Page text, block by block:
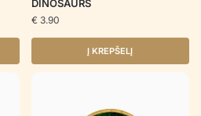
DINOSAURS
€ 3.90
Į KREPŠELĮ